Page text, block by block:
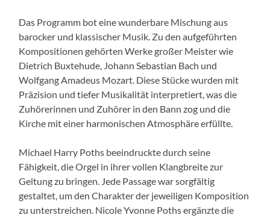
Das Programm bot eine wunderbare Mischung aus
barocker und klassischer Musik. Zu den aufgeführten
Kompositionen gehörten Werke großer Meister wie
Dietrich Buxtehude, Johann Sebastian Bach und
Wolfgang Amadeus Mozart. Diese Stücke wurden mit
Präzision und tiefer Musikalität interpretiert, was die
Zuhörerinnen und Zuhörer in den Bann zog und die
Kirche mit einer harmonischen Atmosphäre erfüllte.
Michael Harry Poths beeindruckte durch seine
Fähigkeit, die Orgel in ihrer vollen Klangbreite zur
Geltung zu bringen. Jede Passage war sorgfältig
gestaltet, um den Charakter der jeweiligen Komposition
zu unterstreichen. Nicole Yvonne Poths ergänzte die